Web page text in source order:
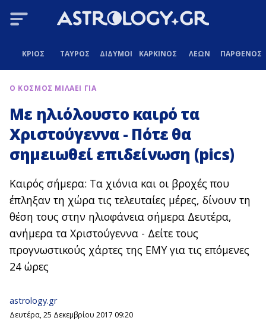
ΚΡΙΟΣ ΤΑΥΡΟΣ ΔΙΔΥΜΟΙ ΚΑΡΚΙΝΟΣ ΛΕΩΝ ΠΑΡΘΕΝΟΣ
Ο ΚΟΣΜΟΣ ΜΙΛΑΕΙ ΓΙΑ
Με ηλιόλουστο καιρό τα
Χριστούγεννα - Πότε θα
σημειωθεί επιδείνωση (pics)
Καιρός σήμερα: Τα χιόνια και οι βροχές που
έπληξαν τη χώρα τις τελευταίες μέρες, δίνουν τη
θέση τους στην ηλιοφάνεια σήμερα Δευτέρα,
ανήμερα τα Χριστούγεννα - Δείτε τους
προγνωστικούς χάρτες της ΕΜΥ για τις επόμενες
24 ώρες
astrology.gr
Δευτέρα, 25 Δεκεμβρίου 2017 09:20